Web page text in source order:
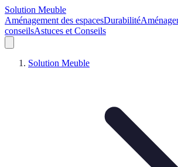
Solution Meuble
Aménagement des espacesDurabilité
conseilsAstuces et Conseils
Solution Meuble